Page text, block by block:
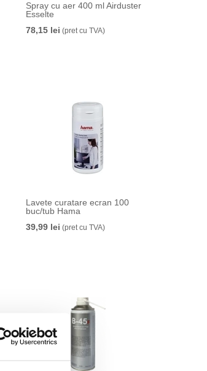
Spray cu aer 400 ml Airduster
Esselte
78,15 lei (pret cu TVA)
Lavete curatare ecran 100
buc/tub Hama
39,99 lei (pret cu TVA)